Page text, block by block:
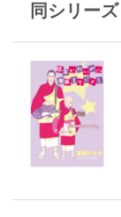
同シリーズ